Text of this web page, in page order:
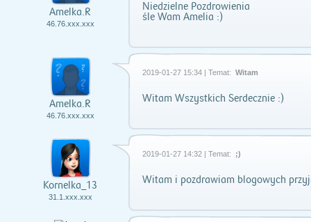
Amelka.R
46.76.xxx.xxx
Niedzielne Pozdrowienia
śle Wam Amelia :)
Amelka.R
46.76.xxx.xxx
2019-01-27 15:34 | Temat: Witam
Witam Wszystkich Serdecznie :)
Kornelka_13
31.1.xxx.xxx
2019-01-27 14:32 | Temat: ;)
Witam i pozdrawiam blogowych